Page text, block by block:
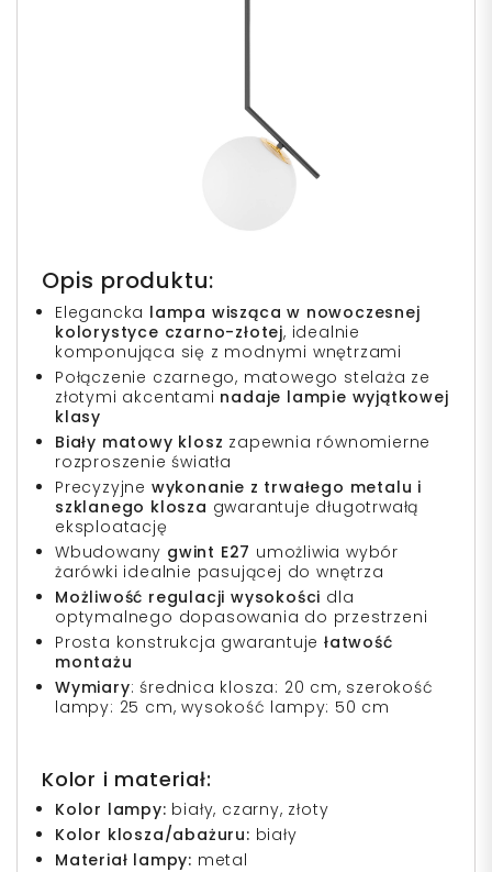
Opis produktu:
Elegancka lampa wisząca w nowoczesnej
kolorystyce czarno-złotej, idealnie
komponująca się z modnymi wnętrzami
Połączenie czarnego, matowego stelaża ze
złotymi akcentami nadaje lampie wyjątkowej
klasy
Biały matowy klosz zapewnia równomierne
rozproszenie światła
Precyzyjne wykonanie z trwałego metalu i
szklanego klosza gwarantuje długotrwałą
eksploatację
Wbudowany gwint E27 umożliwia wybór
żarówki idealnie pasującej do wnętrza
Możliwość regulacji wysokości dla
optymalnego dopasowania do przestrzeni
Prosta konstrukcja gwarantuje łatwość
montażu
Wymiary: średnica klosza: 20 cm, szerokość
lampy: 25 cm, wysokość lampy: 50 cm
Kolor i materiał:
Kolor lampy: biały, czarny, złoty
Kolor klosza/abażuru: biały
Materiał lampy: metal